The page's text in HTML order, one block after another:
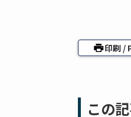
印刷 /
この